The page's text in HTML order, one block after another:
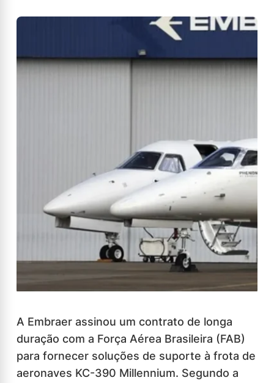
A Embraer assinou um contrato de longa
duração com a Força Aérea Brasileira (FAB)
para fornecer soluções de suporte à frota de
aeronaves KC-390 Millennium. Segundo a